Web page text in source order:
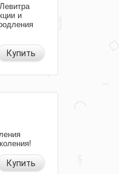
и
Купить
Купить